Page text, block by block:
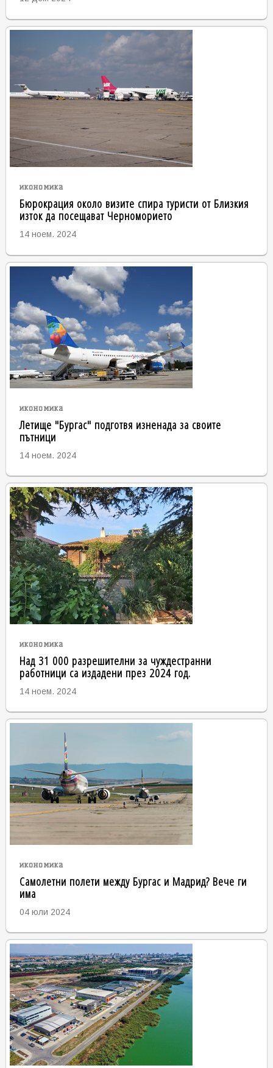
икономика
Бюрокрация около визите спира туристи от Близкия
изток да посещават Черноморието
14 ноем. 2024
икономика
Летище "Бургас" подготвя изненада за своите
пътници
14 ноем. 2024
икономика
Над 31 000 разрешителни за чуждестранни
работници са издадени през 2024 год.
14 ноем. 2024
икономика
Самолетни полети между Бургас и Мадрид? Вече ги
има
04 юли 2024